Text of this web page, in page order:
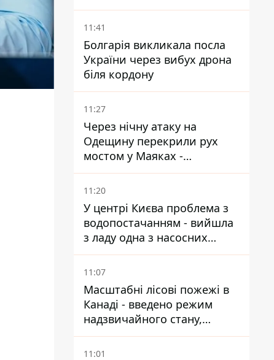
конвейєра
11:41
Болгарія викликала посла
України через вибух дрона
біля кордону
11:27
Через нічну атаку на
Одещину перекрили рух
мостом у Маяках -
подробиці від ДПСУ
11:20
У центрі Києва проблема з
водопостачанням - вийшла
з ладу одна з насосних
станцій
11:07
Масштабні лісові пожежі в
Канаді - введено режим
надзвичайного стану,
виїхали понад 20 тисяч
людей
11:01